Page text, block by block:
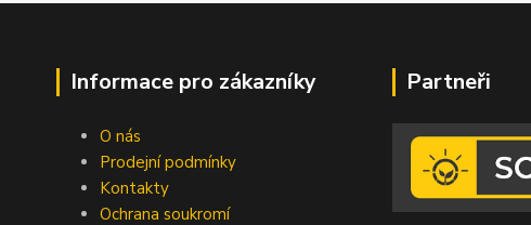
Informace pro zákazníky
O nás
Prodejní podmínky
Kontakty
Ochrana soukromí
Partneři